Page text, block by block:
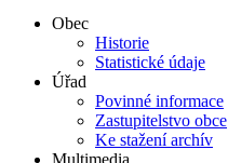
Obec
Historie
Statistické údaje
Úřad
Povinné informace
Zastupitelstvo obce
Ke stažení archív